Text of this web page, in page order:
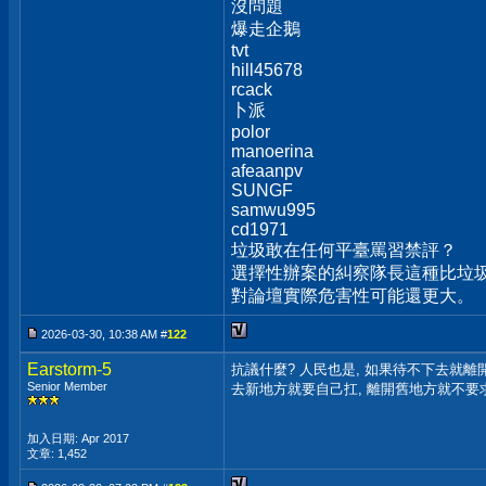
沒問題
爆走企鵝
tvt
hill45678
rcack
卜派
polor
manoerina
afeaanpv
SUNGF
samwu995
cd1971
垃圾敢在任何平臺罵習禁評？
選擇性辦案的糾察隊長這種比垃
對論壇實際危害性可能還更大。
2026-03-30, 10:38 AM #122
Earstorm-5
Senior Member
加入日期: Apr 2017
文章: 1,452
抗議什麼? 人民也是, 如果待不下去就離
去新地方就要自己扛, 離開舊地方就不要